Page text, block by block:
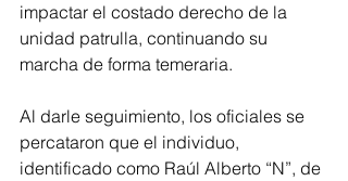
impactar el costado derecho de la
unidad patrulla, continuando su
marcha de forma temeraria.
Al darle seguimiento, los oficiales se
percataron que el individuo,
identificado como Raúl Alberto “N”, de